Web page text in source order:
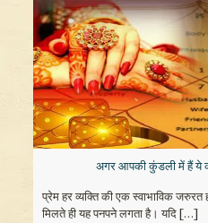
अगर आपकी कुंडली में हैं ये
प्रेम हर व्यक्ति की एक स्वाभाविक जरुरत
मिलते ही यह पनपने लगता है। यदि[…]